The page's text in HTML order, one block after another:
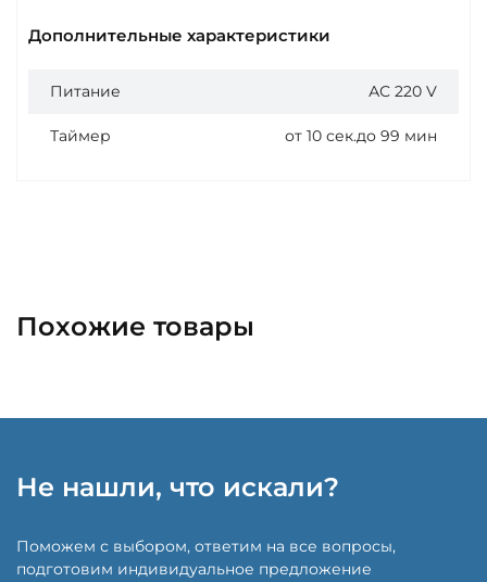
Дополнительные характеристики
Питание АС 220 V
Таймер от 10 сек.до 99 мин
Похожие товары
Не нашли, что искали?
Поможем с выбором, ответим на все вопросы,
подготовим индивидуальное предложение